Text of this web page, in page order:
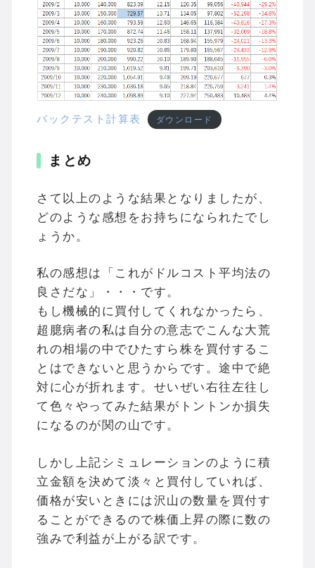
バックテスト計算表 ダウンロード
まとめ
さて以上のような結果となりましたが、
どのような感想をお持ちになられたでし
ょうか。
私の感想は「これがドルコスト平均法の
良さだな」・・・です。
もし機械的に買付してくれなかったら、
超臆病者の私は自分の意志でこんな大荒
れの相場の中でひたすら株を買付するこ
とはできないと思うからです。途中で絶
対に心が折れます。せいぜい右往左往し
て色々やってみた結果がトントンか損失
になるのが関の山です。
しかし上記シミュレーションのように積
立金額を決めて淡々と買付していれば、
価格が安いときには沢山の数量を買付す
ることができるので株価上昇の際に数の
強みで利益が上がる訳です。